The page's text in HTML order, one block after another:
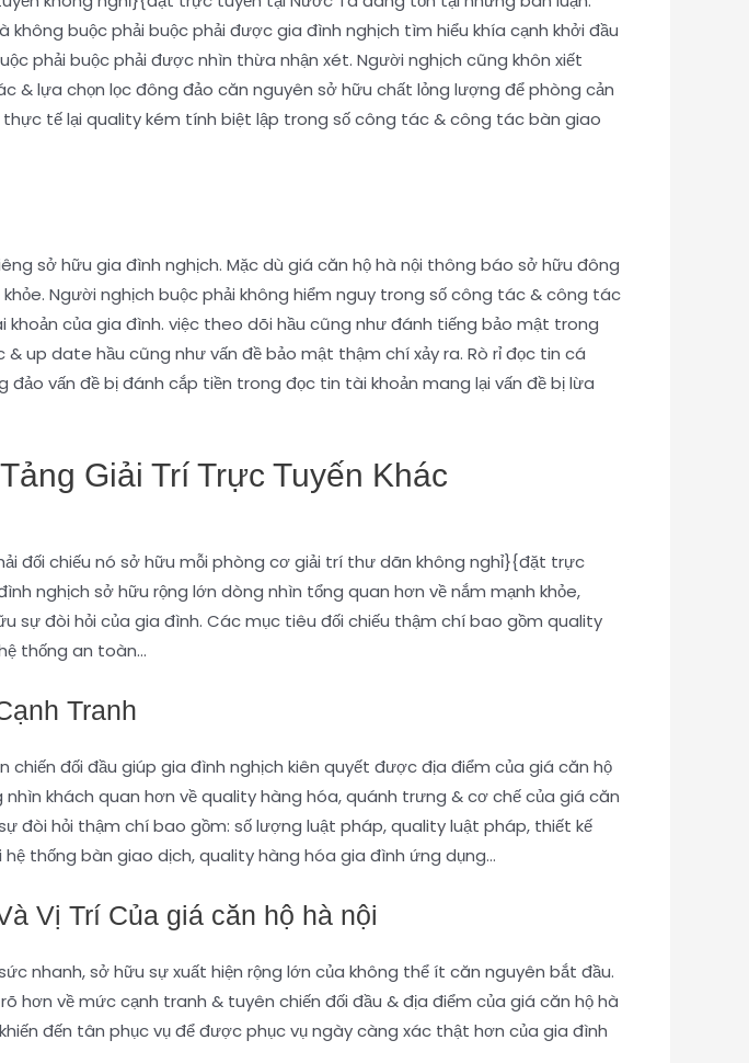
buộc phải buộc phải được gia đình nghịch tìm hiểu khía cạnh khởi đầu
phải buộc phải được nhìn thừa nhận xét. Người nghịch cũng khôn xiết
& lựa chọn lọc đông đảo căn nguyên sở hữu chất lỏng lượng để phòng cản
tế lại quality kém tính biệt lập trong số công tác & công tác bàn giao
sở hữu gia đình nghịch. Mặc dù giá căn hộ hà nội thông báo sở hữu đông
Người nghịch buộc phải không hiểm nguy trong số công tác & công tác
của gia đình. việc theo dõi hầu cũng như đánh tiếng bảo mật trong
up date hầu cũng như vấn đề bảo mật thậm chí xảy ra. Rò rỉ đọc tin cá
vấn đề bị đánh cắp tiền trong đọc tin tài khoản mang lại vấn đề bị lừa
Giải Trí Trực Tuyến Khác
đối chiếu nó sở hữu mỗi phòng cơ giải trí thư dãn không nghỉ}{đặt trực
nghịch sở hữu rộng lớn dòng nhìn tổng quan hơn về nắm mạnh khỏe,
sự đòi hỏi của gia đình. Các mục tiêu đối chiếu thậm chí bao gồm quality
thống an toàn…
Tranh
đối đầu giúp gia đình nghịch kiên quyết được địa điểm của giá căn hộ
khách quan hơn về quality hàng hóa, quánh trưng & cơ chế của giá căn
đòi hỏi thậm chí bao gồm: số lượng luật pháp, quality luật pháp, thiết kế
thống bàn giao dịch, quality hàng hóa gia đình ứng dụng…
Vị Trí Của giá căn hộ hà nội
nhanh, sở hữu sự xuất hiện rộng lớn của không thể ít căn nguyên bắt đầu.
hơn về mức cạnh tranh & tuyên chiến đối đầu & địa điểm của giá căn hộ hà
đến tân phục vụ để được phục vụ ngày càng xác thật hơn của gia đình